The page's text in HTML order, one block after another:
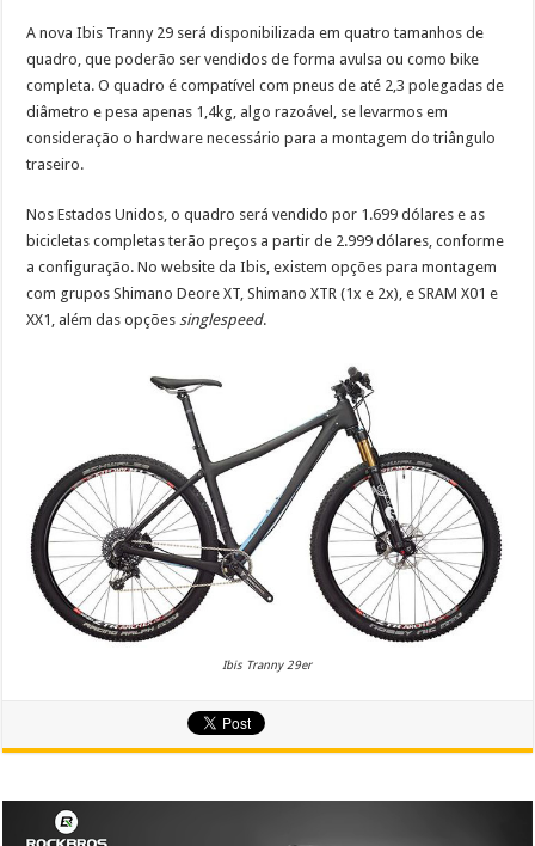
A nova Ibis Tranny 29 será disponibilizada em quatro tamanhos de
quadro, que poderão ser vendidos de forma avulsa ou como bike
completa. O quadro é compatível com pneus de até 2,3 polegadas de
diâmetro e pesa apenas 1,4kg, algo razoável, se levarmos em
consideração o hardware necessário para a montagem do triângulo
traseiro.
Nos Estados Unidos, o quadro será vendido por 1.699 dólares e as
bicicletas completas terão preços a partir de 2.999 dólares, conforme
a configuração. No website da Ibis, existem opções para montagem
com grupos Shimano Deore XT, Shimano XTR (1x e 2x), e SRAM X01 e
XX1, além das opções singlespeed.
Ibis Tranny 29er